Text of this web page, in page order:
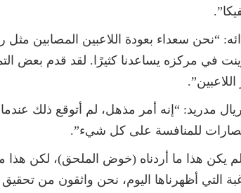
“نحن سعداء بعودة اللاعبين المصابين مثل
في مركزه يساعدنا كثيرًا. لقد قدم بعض
150 انتصاراً مع ريال مدريد: “إنه أمر مذهل، لم
للمنافسة على كل شيء”.
يكن هذا ما أردناه (خوض الملحق)، لكن
التي أظهرناها اليوم، نحن واثقون من